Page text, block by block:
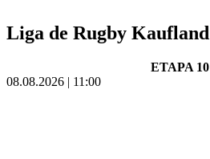
Liga de Rugby Kaufland
ETAPA 10
08.08.2026 | 11:00